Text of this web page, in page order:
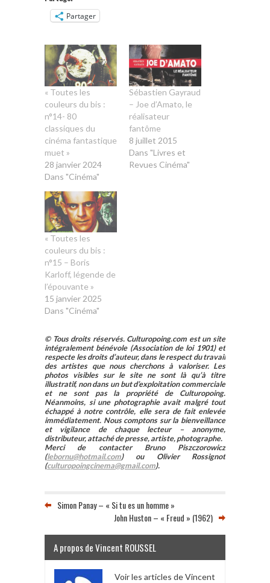
Partager
« Toutes les
couleurs du bis :
n°14- 80
classiques du
cinéma fantastique
muet »
28 janvier 2024
Dans "Cinéma"
Sébastien Gayraud
– Joe d’Amato, le
réalisateur
fantôme
8 juillet 2015
Dans "Livres et
Revues Cinéma"
« Toutes les
couleurs du bis :
n°15 – Boris
Karloff, légende de
l’épouvante »
15 janvier 2025
Dans "Cinéma"
© Tous droits réservés. Culturopoing.com est un site
intégralement bénévole (Association de loi 1901) et
respecte les droits d’auteur, dans le respect du travail
des artistes que nous cherchons à valoriser. Les
photos visibles sur le site ne sont là qu’à titre
illustratif, non dans un but d’exploitation commerciale
et ne sont pas la propriété de Culturopoing.
Néanmoins, si une photographie avait malgré tout
échappé à notre contrôle, elle sera de fait enlevée
immédiatement. Nous comptons sur la bienveillance
et vigilance de chaque lecteur – anonyme,
distributeur, attaché de presse, artiste, photographe.
Merci de contacter Bruno Piszczorowicz
(lebornu@hotmail.com) ou Olivier Rossignot
(culturopoingcinema@gmail.com).
Simon Panay – « Si tu es un homme »
John Huston – « Freud » (1962)
A propos de Vincent ROUSSEL
Voir les articles de Vincent